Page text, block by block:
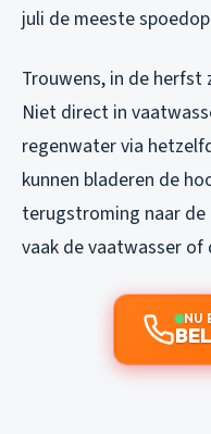
juli de meeste
Trouwens, in de herfst
Niet direct in
regenwater via
kunnen bladeren de
terugstroming naar
vaak de vaatwasser of
NU